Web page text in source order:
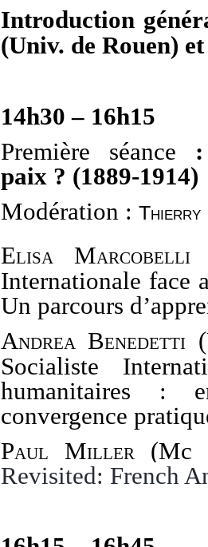
Introduction
(Univ. de Rouen)
14h30 – 16h15
Première séance
paix ? (1889-1914)
Modération : Thierry
Elisa Marcobelli
Internationale face
Un parcours
Andrea Benedetti (
Socialiste
humanitaires :
convergence
Paul Miller (Mc
Revisited: French